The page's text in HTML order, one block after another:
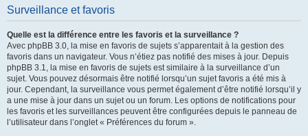
Surveillance et favoris
Quelle est la différence entre les favoris et la surveillance ?
Avec phpBB 3.0, la mise en favoris de sujets s’apparentait à la gestion des
favoris dans un navigateur. Vous n’étiez pas notifié des mises à jour. Depuis
phpBB 3.1, la mise en favoris de sujets est similaire à la surveillance d’un
sujet. Vous pouvez désormais être notifié lorsqu’un sujet favoris a été mis à
jour. Cependant, la surveillance vous permet également d’être notifié lorsqu’il y
a une mise à jour dans un sujet ou un forum. Les options de notifications pour
les favoris et les surveillances peuvent être configurées depuis le panneau de
l’utilisateur dans l’onglet « Préférences du forum ».